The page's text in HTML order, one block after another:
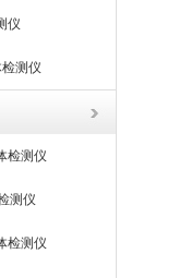
仪
测仪
检测仪
测仪
检测仪